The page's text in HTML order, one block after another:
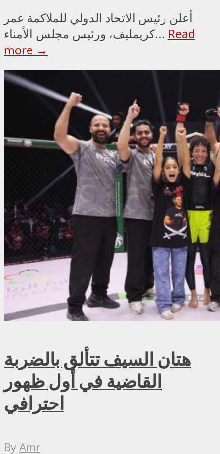
أعلن رئيس الاتحاد الدولي للملاكمة عمر
كريمليف، ورئيس مجلس الأمناء... Read
more →
هتان السيف تتألق بالضربة
القاضية في أول ظهور
احترافي
ByAmr